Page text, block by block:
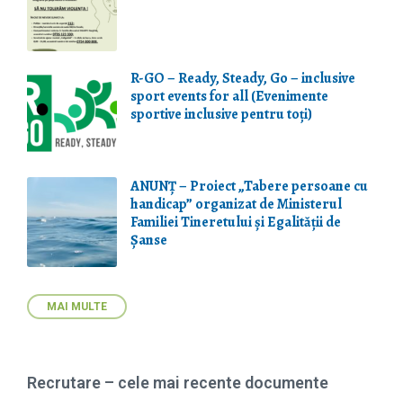
R-GO – Ready, Steady, Go – inclusive
sport events for all (Evenimente
sportive inclusive pentru toți)
ANUNȚ – Proiect „Tabere persoane cu
handicap” organizat de Ministerul
Familiei Tineretului și Egalității de
Șanse
MAI MULTE
Recrutare – cele mai recente documente